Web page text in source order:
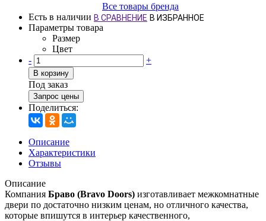
Все товары бренда
Есть в наличии В СРАВНЕНИЕ В ИЗБРАННОЕ
Параметры товара
Размер
Цвет
-
+
В корзину
Под заказ
Запрос цены
Поделиться:
Описание
Характеристики
Отзывы
Описание
Компания Браво (Bravo Doors) изготавливает межкомнатные
двери по достаточно низким ценам, но отличного качества,
которые впишутся в интерьер качественного,